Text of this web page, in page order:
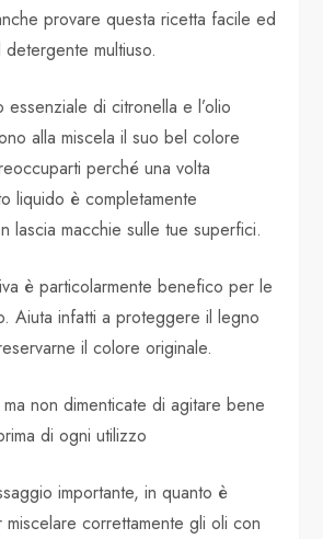
provare questa ricetta facile ed
multiuso.
essenziale di citronella e l’olio
alla miscela il suo bel colore
perché una volta
liquido è completamente
lascia macchie sulle tue superfici.
è particolarmente benefico per le
Aiuta infatti a proteggere il legno
il colore originale.
non dimenticate di agitare bene
di ogni utilizzo
importante, in quanto è
miscelare correttamente gli oli con